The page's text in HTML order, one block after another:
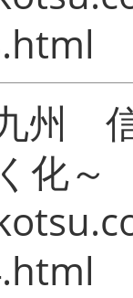
州 信
化～